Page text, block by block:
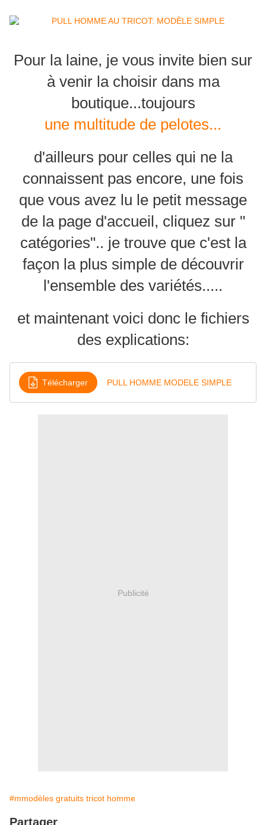
Pour la laine, je vous invite bien sur
à venir la choisir dans ma
boutique...toujours
une multitude de pelotes...
d'ailleurs pour celles qui ne la
connaissent pas encore, une fois
que vous avez lu le petit message
de la page d'accueil, cliquez sur "
catégories".. je trouve que c'est la
façon la plus simple de découvrir
l'ensemble des variétés.....
et maintenant voici donc le fichiers
des explications:
Télécharger PULL HOMME MODELE SIMPLE
Publicité
#mmodèles gratuits tricot homme
Partager